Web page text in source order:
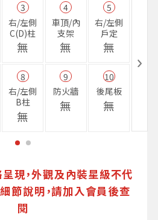
3
右/左側
C(D)柱
無
4
車頂/內
支架
無
5
右/左側
戶定
無
8
右/左側
B柱
無
9
防火牆
無
10
後尾板
無
現，外觀及內裝星級不代
節說明，請加入會員後查
閱